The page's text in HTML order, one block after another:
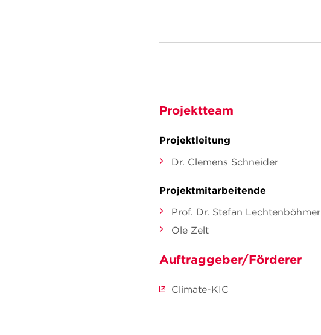
Projektteam
Projektleitung
Dr. Clemens Schneider
Projektmitarbeitende
Prof. Dr. Stefan Lechtenböhmer
Ole Zelt
Auftraggeber/Förderer
Climate-KIC